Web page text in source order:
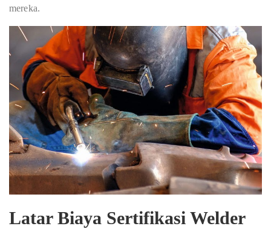
mereka.
Latar Biaya Sertifikasi Welder